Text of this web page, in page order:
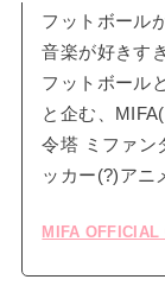
フットボール
音楽が好きす
フットボール
と企む、
令塔 ミファン
ッカー(?)アニ
MIFA OFFICIAL